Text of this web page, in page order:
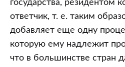
государства, резидентом
ответчик, т. е. таким
добавляет еще одну
которую ему надлежит
что в большинстве стран